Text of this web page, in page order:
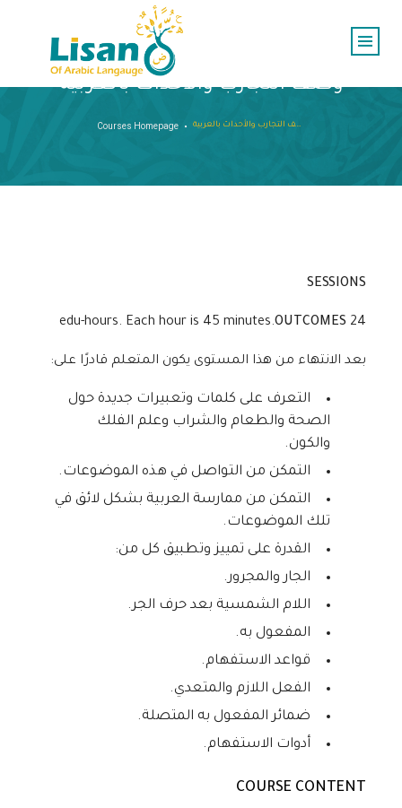
وصف التجارب والأحداث بالعربية
Courses Homepage وصف التجارب والأحداث بالعربية
SESSIONS
24 edu-hours. Each hour is 45 minutes.
OUTCOMES
بعد الانتهاء من هذا المستوى يكون المتعلم قادرًا على:
التعرف على كلمات وتعبيرات جديدة حول
الصحة والطعام والشراب وعلم الفلك
والكون.
التمكن من التواصل في هذه الموضوعات.
التمكن من ممارسة العربية بشكل لائق في
تلك الموضوعات.
القدرة على تمييز وتطبيق كل من:
الجار والمجرور.
اللام الشمسية بعد حرف الجر.
المفعول به.
قواعد الاستفهام.
الفعل اللازم والمتعدي.
ضمائر المفعول به المتصلة.
أدوات الاستفهام.
COURSE CONTENT